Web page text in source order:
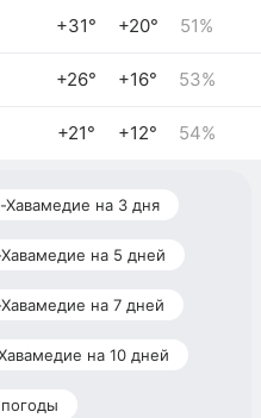
+31° +20° 51%
+26° +16° 53%
+21° +12° 54%
Хавамедие на 3 дня
на 5 дней
на 7 дней
на 10 дней